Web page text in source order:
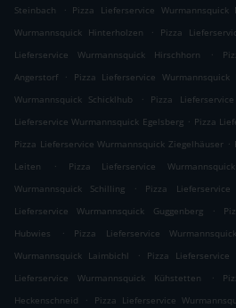
Steinbach . Pizza Lieferservice Wurmannsquick
Wurmannsquick Hinterholzen
. Pizza
Lieferservice Wurmannsquick Hirschhorn
.
Angerstorf
. Pizza Lieferservice Wurmannsquick
Wurmannsquick Schicklhub
. Pizza
Lieferservice Wurmannsquick Egelsberg . Pizza
Pizza Lieferservice Wurmannsquick Ziegelhäuser .
Leiten
. Pizza Lieferservice
Wurmannsquick Schilling
. Pizza Lieferservice
Lieferservice Wurmannsquick Guggenberg
.
Hubwies
. Pizza Lieferservice
Wurmannsquick Laimbichl
. Pizza Lieferservice
Lieferservice Wurmannsquick Kühstetten
.
Heckenschneid
. Pizza Lieferservice